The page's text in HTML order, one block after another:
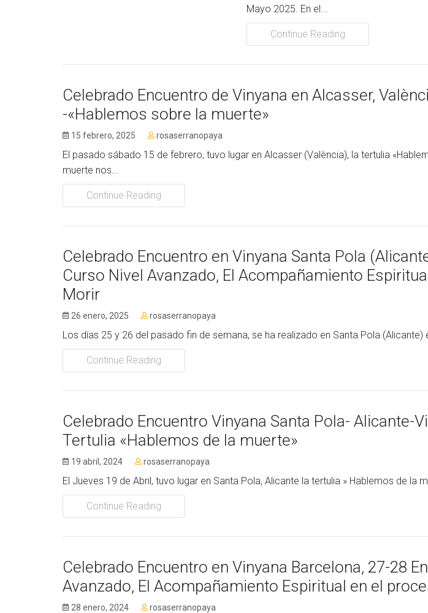
Mayo 2025. En el...
Continue Reading
Celebrado Encuentro de Vinyana en Alcasser,
-«Hablemos sobre la muerte»
15 febrero, 2025 rosaserranopaya
El pasado sábado 15 de febrero, tuvo lugar en Alcasser (València), la tertulia
muerte nos...
Continue Reading
Celebrado Encuentro en Vinyana Santa Pola
Curso Nivel Avanzado, El Acompañamiento
Morir
26 enero, 2025 rosaserranopaya
Los días 25 y 26 del pasado fin de semana, se ha realizado en Santa Pola (Alicante)
Continue Reading
Celebrado Encuentro Vinyana Santa Pola- Alicante-
Tertulia «Hablemos de la muerte»
19 abril, 2024 rosaserranopaya
El Jueves 19 de Abril, tuvo lugar en Santa Pola, Alicante la tertulia » Hablemos de la
Continue Reading
Celebrado Encuentro en Vinyana Barcelona, 27-28
Avanzado, El Acompañamiento Espiritual en el
28 enero, 2024 rosaserranopaya